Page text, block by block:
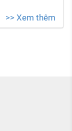
>> Xem thêm